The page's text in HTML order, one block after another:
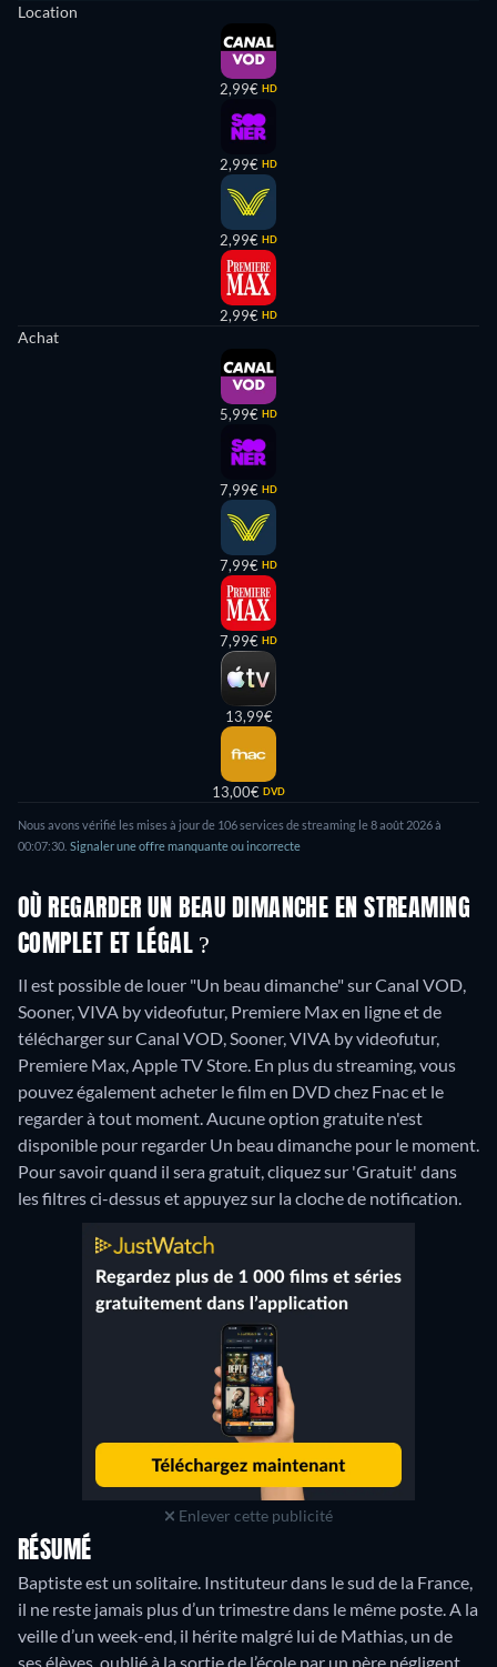
Location
2,99€ HD
2,99€ HD
2,99€ HD
2,99€ HD
Achat
5,99€ HD
7,99€ HD
7,99€ HD
7,99€ HD
13,99€
13,00€ DVD
Nous avons vérifié les mises à jour de 106 services de streaming le 8 août 2026 à
00:07:30. Signaler une offre manquante ou incorrecte
OÙ REGARDER UN BEAU DIMANCHE EN STREAMING
COMPLET ET LÉGAL ?
Il est possible de louer "Un beau dimanche" sur Canal VOD,
Sooner, VIVA by videofutur, Premiere Max en ligne et de
télécharger sur Canal VOD, Sooner, VIVA by videofutur,
Premiere Max, Apple TV Store. En plus du streaming, vous
pouvez également acheter le film en DVD chez Fnac et le
regarder à tout moment.Aucune option gratuite n'est
disponible pour regarder Un beau dimanche pour le moment.
Pour savoir quand il sera gratuit, cliquez sur 'Gratuit' dans
les filtres ci-dessus et appuyez sur la cloche de notification.
Enlever cette publicité
RÉSUMÉ
Baptiste est un solitaire. Instituteur dans le sud de la France,
il ne reste jamais plus d’un trimestre dans le même poste. A la
veille d’un week-end, il hérite malgré lui de Mathias, un de
ses élèves, oublié à la sortie de l’école par un père négligent.